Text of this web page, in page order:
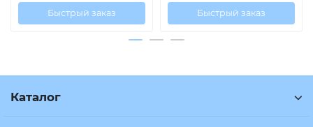
Быстрый заказ Быстрый заказ
Каталог